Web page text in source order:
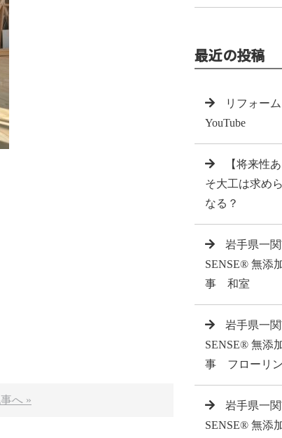
へ »
最近の投稿
リフォー
YouTube
【将来性
そ大工は求め
なる？
岩手県一
SENSE® 無添
事 和室
岩手県一
SENSE® 無添
事 フローリ
岩手県一
SENSE® 無添